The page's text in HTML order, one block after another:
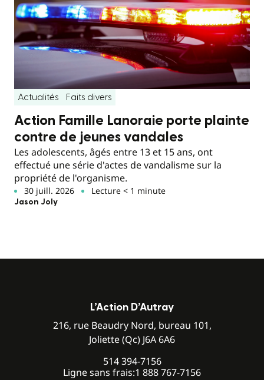
Actualités Faits divers
Action Famille Lanoraie porte plainte
contre de jeunes vandales
Les adolescents, âgés entre 13 et 15 ans, ont
effectué une série d'actes de vandalisme sur la
propriété de l'organisme.
30 juill. 2026 Lecture < 1 minute
Jason Joly
L’Action D’Autray
216, rue Beaudry Nord, bureau 101,
Joliette (Qc) J6A 6A6
514 394-7156
Ligne sans frais:1 888 767-7156